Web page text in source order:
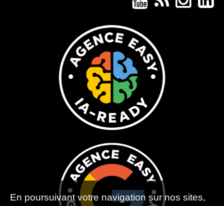
En poursuivant votre navigation sur nos sites,